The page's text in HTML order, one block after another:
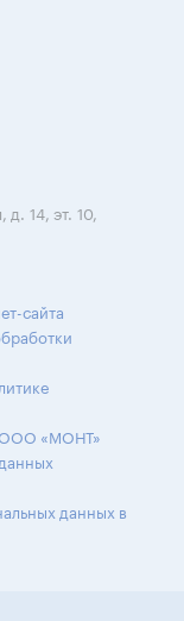
д. 14, эт. 10,
сайта
ООО «МОНТ»
данных в